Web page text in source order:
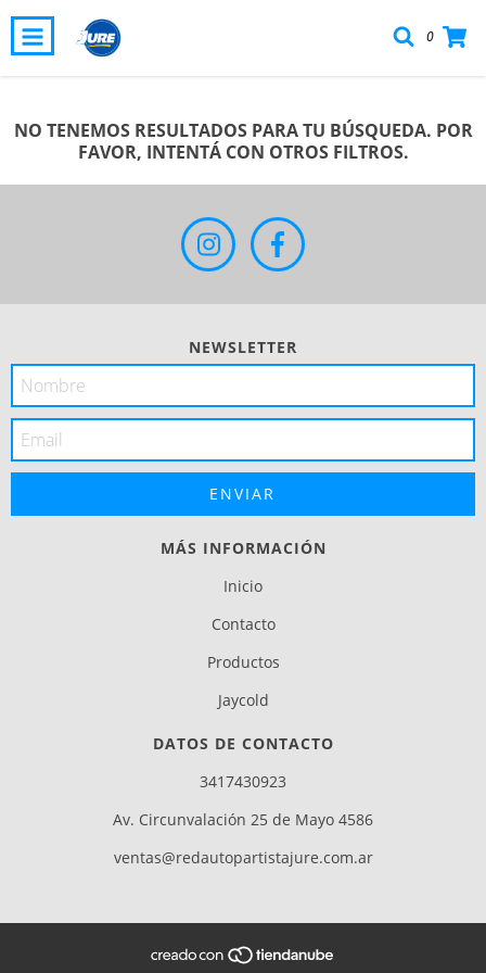
0
NO TENEMOS RESULTADOS PARA TU BÚSQUEDA. POR
FAVOR, INTENTÁ CON OTROS FILTROS.
NEWSLETTER
MÁS INFORMACIÓN
Inicio
Contacto
Productos
Jaycold
DATOS DE CONTACTO
3417430923
Av. Circunvalación 25 de Mayo 4586
ventas@redautopartistajure.com.ar